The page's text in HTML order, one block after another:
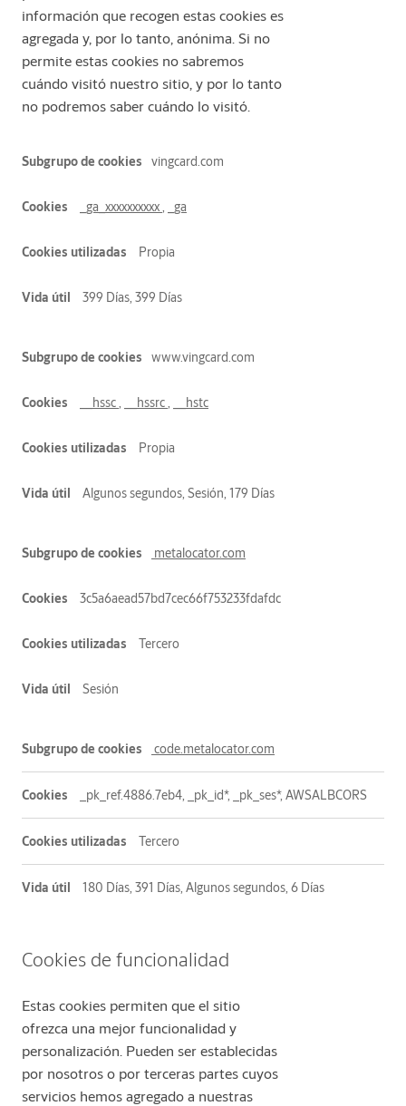
información que recogen estas cookies es
agregada y, por lo tanto, anónima. Si no
permite estas cookies no sabremos
cuándo visitó nuestro sitio, y por lo tanto
no podremos saber cuándo lo visitó.
de
vingcard.com
_ga_xxxxxxxxxx, _ga
Propia
399 Días, 399 Días
www.vingcard.com
__hssc, __hssrc, __hstc
Propia
Algunos segundos, Sesión, 179 Días
metalocator.com
3c5a6aead57bd7cec66f753233fdafdc
Tercero
Sesión
code.metalocator.com
_pk_ref.4886.7eb4, _pk_id*, _pk_ses*, AWSALBCORS
Tercero
180 Días, 391 Días, Algunos segundos, 6 Días
Cookies de funcionalidad
Estas cookies permiten que el sitio
ofrezca una mejor funcionalidad y
personalización. Pueden ser establecidas
por nosotros o por terceras partes cuyos
servicios hemos agregado a nuestras